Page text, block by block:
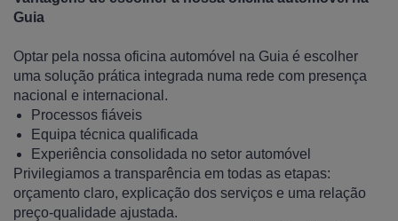
Guia
Optar pela nossa oficina automóvel na Guia é escolher
uma solução prática integrada numa rede com presença
nacional e internacional.
Processos fiáveis
Equipa técnica qualificada
Experiência consolidada no setor automóvel
Privilegiamos a transparência em todas as etapas:
orçamento claro, explicação dos serviços e uma relação
preço-qualidade ajustada.